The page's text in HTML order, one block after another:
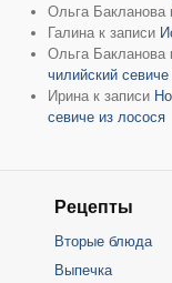
Ольга Бакланова
Галина к записи
Ольга Бакланова
чилийский
Ирина к записи
севиче из лосося
Рецепты
Вторые блюда
Выпечка